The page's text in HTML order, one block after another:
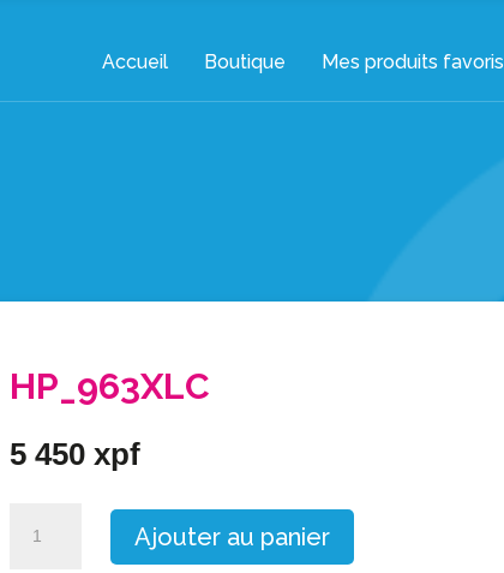
Accueil Boutique Mes produits favoris
HP_963XLC
5 450xpf
Ajouter au panier